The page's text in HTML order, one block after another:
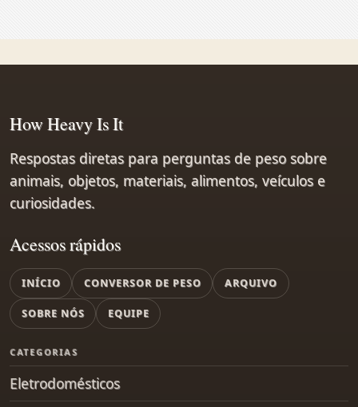
Acessos rápidos
INÍCIO CONVERSOR DE PESO ARQUIVO
SOBRE NÓS EQUIPE
CATEGORIAS
Eletrodomésticos
How Heavy Is It
Respostas diretas para perguntas de peso sobre
animais, objetos, materiais, alimentos, veículos e
curiosidades.